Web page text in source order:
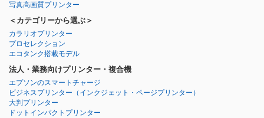
写真高画質プリンター
＜カテゴリーから選ぶ＞
カラリオプリンター
プロセレクション
エコタンク搭載モデル
法人・業務向けプリンター・複合機
エプソンのスマートチャージ
ビジネスプリンター （インクジェット・ページプリンター）
大判プリンター
ドットインパクトプリンター